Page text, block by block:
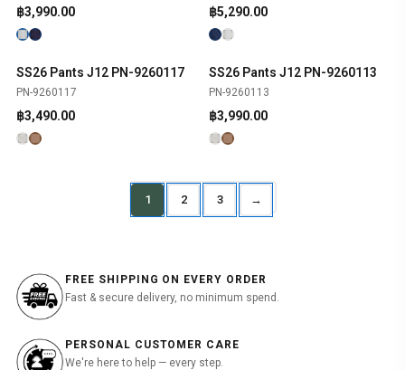
฿3,990.00 ฿5,290.00
SHOP NOW
SS26 Pants J12 PN-9260117
PN-9260117
฿3,490.00
SHOP NOW
SS26 Pants J12 PN-9260113
PN-9260113
฿3,990.00
1 2 3 →
FREE SHIPPING ON EVERY ORDER
Fast & secure delivery, no minimum spend.
PERSONAL CUSTOMER CARE
We're here to help — every step.